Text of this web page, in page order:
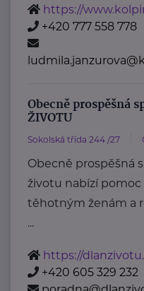
https://
+420 777 558 778
Obecně prospěšná
ŽIVOTU
Sokolská třída 244 /27
Obecně prospěšná
životu nabízí pomoc
těhotným ženám a
...
https://
+420 605 329 232